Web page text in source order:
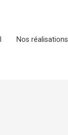
Nos réalisations